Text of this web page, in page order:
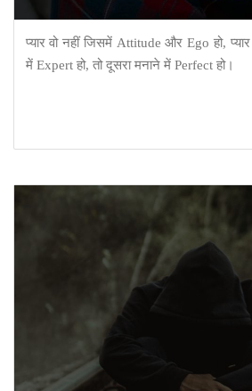
प्यार वो नहीं जिसमें Attitude और Ego हो,
में Expert हो, तो दूसरा मनाने में Perfect हो।